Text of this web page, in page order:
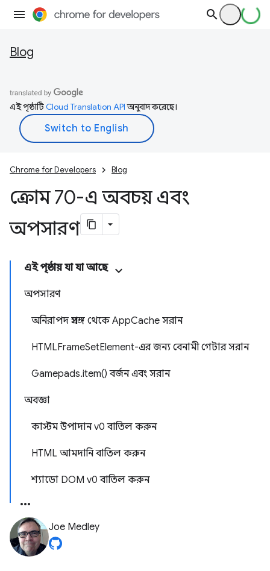
Blog
এই পৃষ্ঠাটিCloud Translation APIঅনুবাদ করেছে।
Chrome for Developers Blog
ক্রোম 70-এ অবচয় এবং
অপসারণ
এই পৃষ্ঠায় যা যা আছে
অপসারণ
অনিরাপদ প্রসঙ্গ থেকে AppCache সরান
HTMLFrameSetElement-এর জন্য বেনামী গেটার সরান
Gamepads.item() বর্জন এবং সরান
অবজ্ঞা
কাস্টম উপাদান v0 বাতিল করুন
HTML আমদানি বাতিল করুন
শ্যাডো DOM v0 বাতিল করুন
Joe Medley